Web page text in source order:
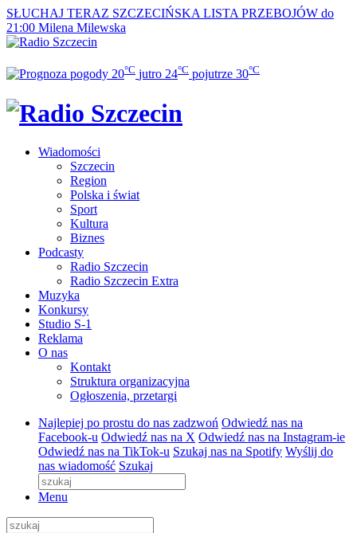
SŁUCHAJ TERAZ SZCZECIŃSKA LISTA PRZEBOJÓW do
21:00 Milena Milewska
20°C jutro 24°C pojutrze 30°C
Wiadomości
Szczecin
Region
Polska i świat
Sport
Kultura
Biznes
Podcasty
Radio Szczecin
Radio Szczecin Extra
Muzyka
Konkursy
Studio S-1
Reklama
O nas
Kontakt
Struktura organizacyjna
Ogłoszenia, przetargi
Najlepiej po prostu do nas zadzwoń Odwiedź nas na
Facebook-u Odwiedź nas na X Odwiedź nas na Instagram-ie
Odwiedź nas na TikTok-u Szukaj nas na Spotify Wyślij do
nas wiadomość Szukaj
Menu